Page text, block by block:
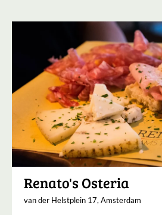
Renato's Osteria
van der Helstplein 17, Amsterdam